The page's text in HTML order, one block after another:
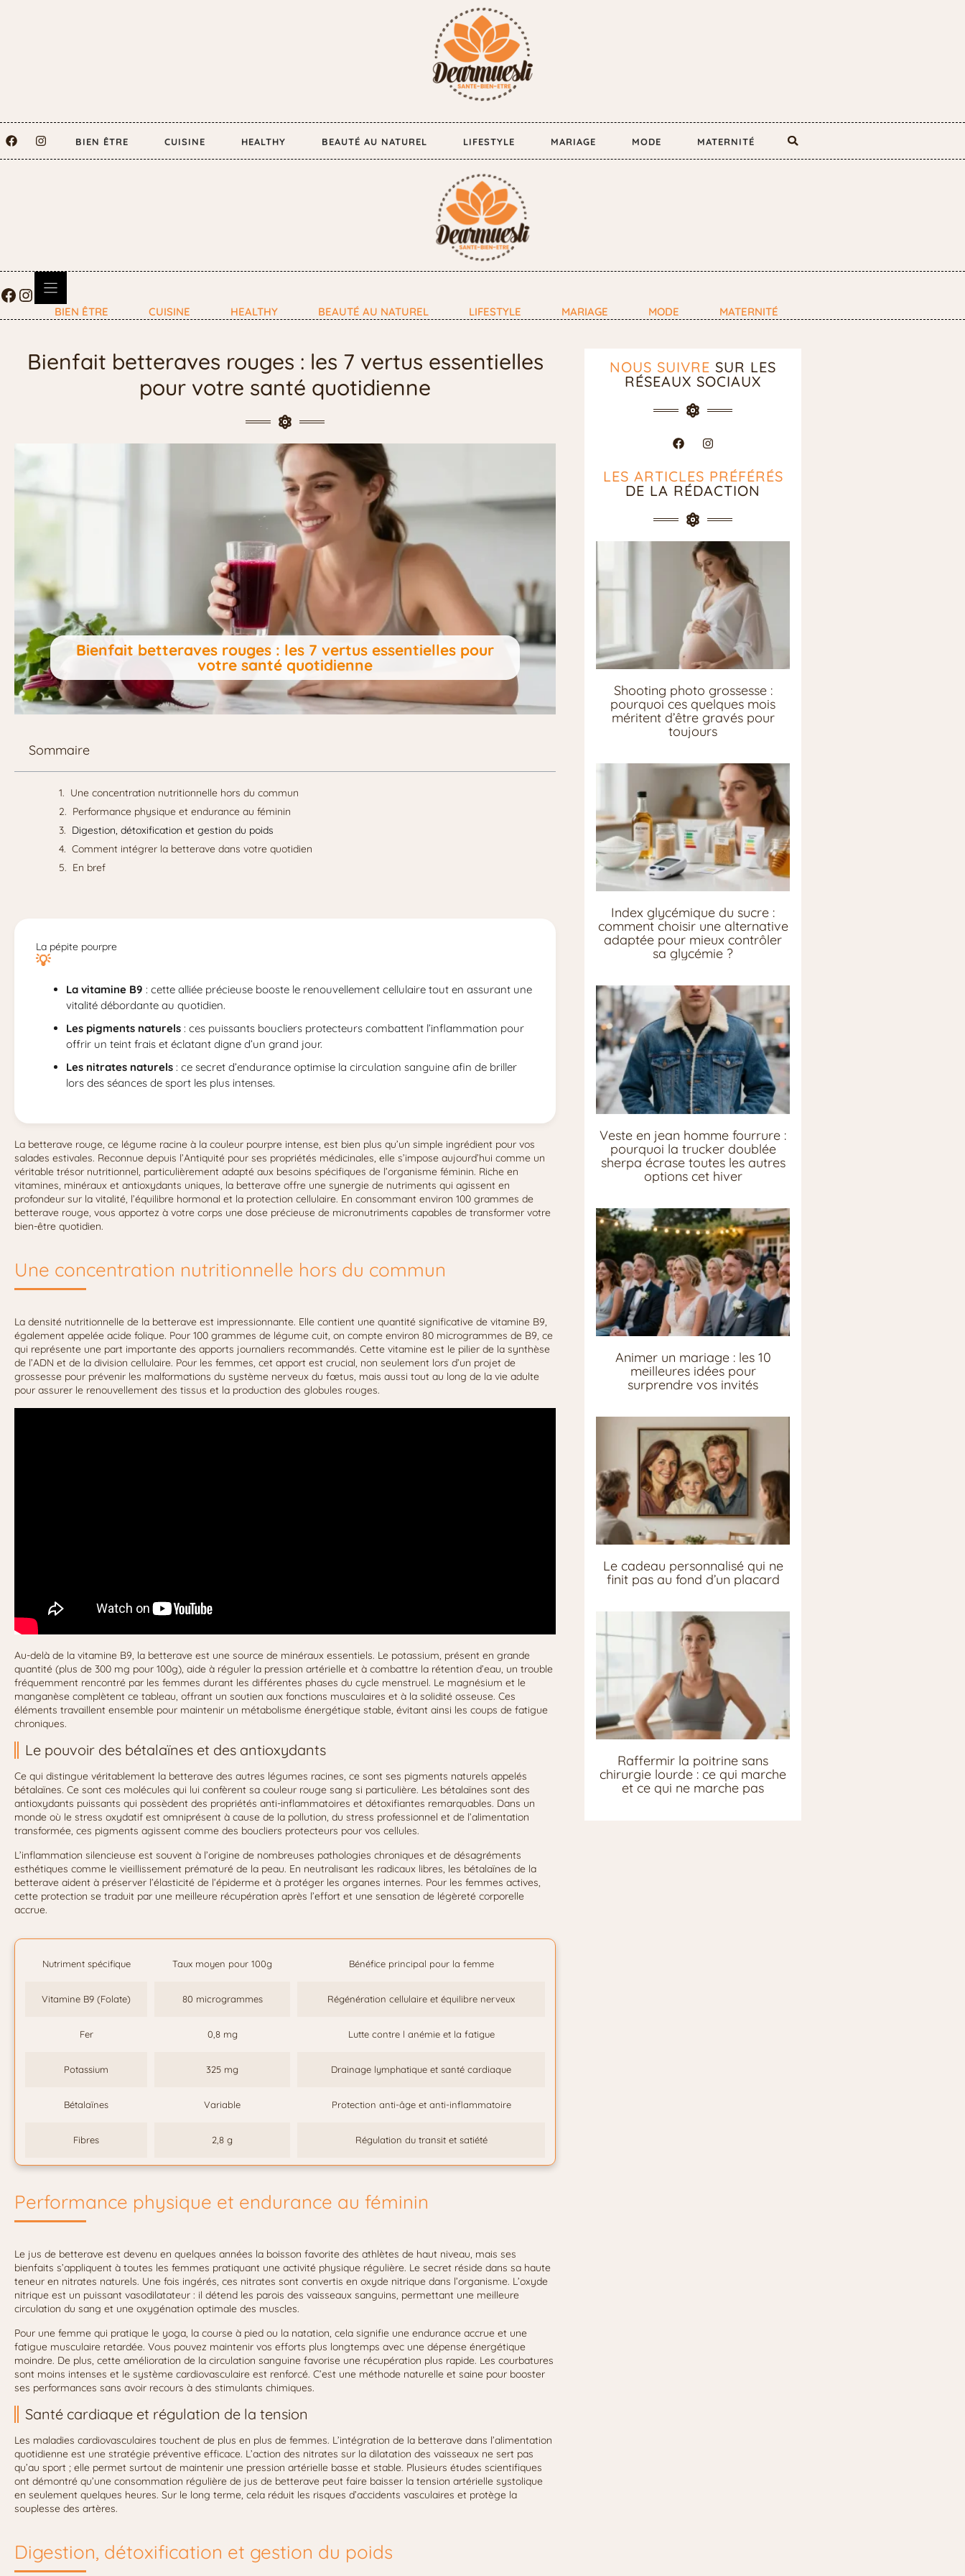
BIEN ÊTRE CUISINE HEALTHY BEAUTÉ AU NATUREL LIFESTYLE MARIAGE MODE MATERNITÉ
BIEN ÊTRE CUISINE HEALTHY BEAUTÉ AU NATUREL LIFESTYLE MARIAGE MODE MATERNITÉ
Bienfait betteraves rouges : les 7 vertus essentielles
pour votre santé quotidienne
Bienfait betteraves rouges : les 7 vertus essentielles pour
votre santé quotidienne
Sommaire
Une concentration nutritionnelle hors du commun
Performance physique et endurance au féminin
Digestion, détoxification et gestion du poids
Comment intégrer la betterave dans votre quotidien
En bref
La pépite pourpre
La vitamine B9 : cette alliée précieuse booste le renouvellement cellulaire tout en assurant une
vitalité débordante au quotidien.
Les pigments naturels : ces puissants boucliers protecteurs combattent l’inflammation pour
offrir un teint frais et éclatant digne d’un grand jour.
Les nitrates naturels : ce secret d’endurance optimise la circulation sanguine afin de briller
lors des séances de sport les plus intenses.
La betterave rouge, ce légume racine à la couleur pourpre intense, est bien plus qu’un simple ingrédient pour vos
salades estivales. Reconnue depuis l’Antiquité pour ses propriétés médicinales, elle s’impose aujourd’hui comme un
véritable trésor nutritionnel, particulièrement adapté aux besoins spécifiques de l’organisme féminin. Riche en
vitamines, minéraux et antioxydants uniques, la betterave offre une synergie de nutriments qui agissent en
profondeur sur la vitalité, l’équilibre hormonal et la protection cellulaire. En consommant environ 100 grammes de
betterave rouge, vous apportez à votre corps une dose précieuse de micronutriments capables de transformer votre
bien-être quotidien.
Une concentration nutritionnelle hors du commun
La densité nutritionnelle de la betterave est impressionnante. Elle contient une quantité significative de vitamine B9,
également appelée acide folique. Pour 100 grammes de légume cuit, on compte environ 80 microgrammes de B9, ce
qui représente une part importante des apports journaliers recommandés. Cette vitamine est le pilier de la synthèse
de l’ADN et de la division cellulaire. Pour les femmes, cet apport est crucial, non seulement lors d’un projet de
grossesse pour prévenir les malformations du système nerveux du fœtus, mais aussi tout au long de la vie adulte
pour assurer le renouvellement des tissus et la production des globules rouges.
Au-delà de la vitamine B9, la betterave est une source de minéraux essentiels. Le potassium, présent en grande
quantité (plus de 300 mg pour 100g), aide à réguler la pression artérielle et à combattre la rétention d’eau, un trouble
fréquemment rencontré par les femmes durant les différentes phases du cycle menstruel. Le magnésium et le
manganèse complètent ce tableau, offrant un soutien aux fonctions musculaires et à la solidité osseuse. Ces
éléments travaillent ensemble pour maintenir un métabolisme énergétique stable, évitant ainsi les coups de fatigue
chroniques.
Le pouvoir des bétalaïnes et des antioxydants
Ce qui distingue véritablement la betterave des autres légumes racines, ce sont ses pigments naturels appelés
bétalaïnes. Ce sont ces molécules qui lui confèrent sa couleur rouge sang si particulière. Les bétalaïnes sont des
antioxydants puissants qui possèdent des propriétés anti-inflammatoires et détoxifiantes remarquables. Dans un
monde où le stress oxydatif est omniprésent à cause de la pollution, du stress professionnel et de l’alimentation
transformée, ces pigments agissent comme des boucliers protecteurs pour vos cellules.
L’inflammation silencieuse est souvent à l’origine de nombreuses pathologies chroniques et de désagréments
esthétiques comme le vieillissement prématuré de la peau. En neutralisant les radicaux libres, les bétalaïnes de la
betterave aident à préserver l’élasticité de l’épiderme et à protéger les organes internes. Pour les femmes actives,
cette protection se traduit par une meilleure récupération après l’effort et une sensation de légèreté corporelle
accrue.
Nutriment spécifique Taux moyen pour 100g Bénéfice principal pour la femme
Vitamine B9 (Folate) 80 microgrammes Régénération cellulaire et équilibre nerveux
Fer 0,8 mg Lutte contre l anémie et la fatigue
Potassium 325 mg Drainage lymphatique et santé cardiaque
Bétalaïnes Variable Protection anti-âge et anti-inflammatoire
Fibres 2,8 g Régulation du transit et satiété
Performance physique et endurance au féminin
Le jus de betterave est devenu en quelques années la boisson favorite des athlètes de haut niveau, mais ses
bienfaits s’appliquent à toutes les femmes pratiquant une activité physique régulière. Le secret réside dans sa haute
teneur en nitrates naturels. Une fois ingérés, ces nitrates sont convertis en oxyde nitrique dans l’organisme. L’oxyde
nitrique est un puissant vasodilatateur : il détend les parois des vaisseaux sanguins, permettant une meilleure
circulation du sang et une oxygénation optimale des muscles.
Pour une femme qui pratique le yoga, la course à pied ou la natation, cela signifie une endurance accrue et une
fatigue musculaire retardée. Vous pouvez maintenir vos efforts plus longtemps avec une dépense énergétique
moindre. De plus, cette amélioration de la circulation sanguine favorise une récupération plus rapide. Les courbatures
sont moins intenses et le système cardiovasculaire est renforcé. C’est une méthode naturelle et saine pour booster
ses performances sans avoir recours à des stimulants chimiques.
Santé cardiaque et régulation de la tension
Les maladies cardiovasculaires touchent de plus en plus de femmes. L’intégration de la betterave dans l’alimentation
quotidienne est une stratégie préventive efficace. L’action des nitrates sur la dilatation des vaisseaux ne sert pas
qu’au sport ; elle permet surtout de maintenir une pression artérielle basse et stable. Plusieurs études scientifiques
ont démontré qu’une consommation régulière de jus de betterave peut faire baisser la tension artérielle systolique
en seulement quelques heures. Sur le long terme, cela réduit les risques d’accidents vasculaires et protège la
souplesse des artères.
Digestion, détoxification et gestion du poids
NOUS SUIVRE SUR LES
RÉSEAUX SOCIAUX
LES ARTICLES PRÉFÉRÉS
DE LA RÉDACTION
Shooting photo grossesse :
pourquoi ces quelques mois
méritent d’être gravés pour
toujours
Index glycémique du sucre :
comment choisir une alternative
adaptée pour mieux contrôler
sa glycémie ?
Veste en jean homme fourrure :
pourquoi la trucker doublée
sherpa écrase toutes les autres
options cet hiver
Animer un mariage : les 10
meilleures idées pour
surprendre vos invités
Le cadeau personnalisé qui ne
finit pas au fond d’un placard
Raffermir la poitrine sans
chirurgie lourde : ce qui marche
et ce qui ne marche pas